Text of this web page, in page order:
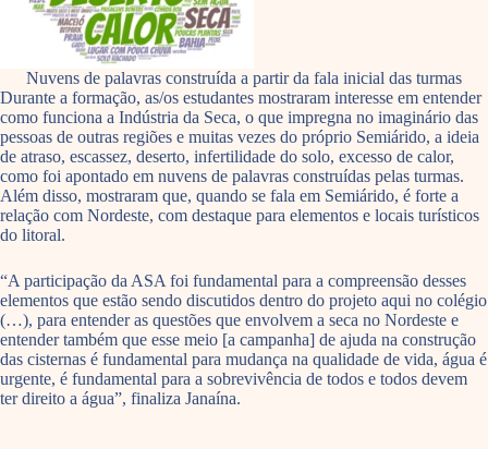
Nuvens de palavras construída a partir da fala inicial das turmas
Durante a formação, as/os estudantes mostraram interesse em entender
como funciona a Indústria da Seca, o que impregna no imaginário das
pessoas de outras regiões e muitas vezes do próprio Semiárido, a ideia
de atraso, escassez, deserto, infertilidade do solo, excesso de calor,
como foi apontado em nuvens de palavras construídas pelas turmas.
Além disso, mostraram que, quando se fala em Semiárido, é forte a
relação com Nordeste, com destaque para elementos e locais turísticos
do litoral.
“A participação da ASA foi fundamental para a compreensão desses
elementos que estão sendo discutidos dentro do projeto aqui no colégio
(…), para entender as questões que envolvem a seca no Nordeste e
entender também que esse meio [a campanha] de ajuda na construção
das cisternas é fundamental para mudança na qualidade de vida, água é
urgente, é fundamental para a sobrevivência de todos e todos devem
ter direito a água”, finaliza Janaína.